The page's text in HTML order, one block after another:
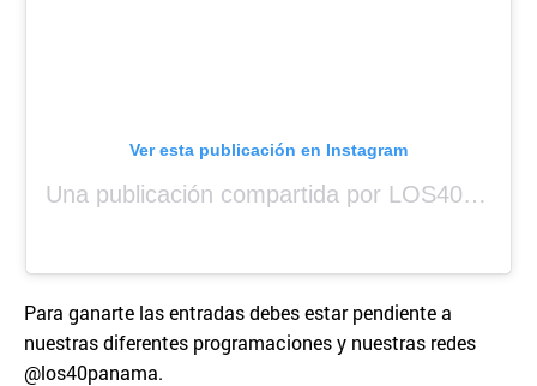
Ver esta publicación en Instagram
Una publicación compartida por LOS40 Panamá (@los40panama)
Para ganarte las entradas debes estar pendiente a
nuestras diferentes programaciones y nuestras redes
@los40panama.